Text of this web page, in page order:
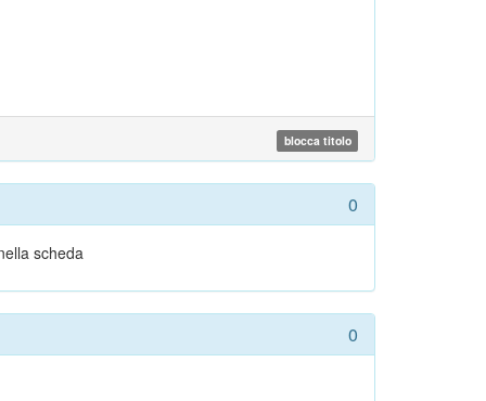
blocca titolo
0
scheda
0